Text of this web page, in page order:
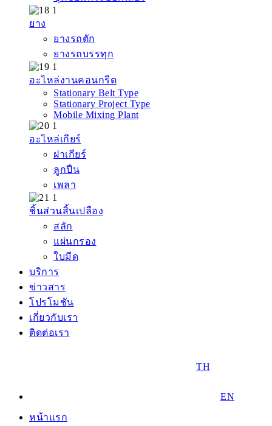
ยาง
ยางรถตัก
ยางรถบรรทุก
อะไหล่งานคอนกรีต
Stationary Belt Type
Stationary Project Type
Mobile Mixing Plant
อะไหล่เกียร์
ฝาเกียร์
ลูกปืน
เพลา
ชิ้นส่วนสิ้นเปลือง
สลัก
แผ่นกรอง
ใบมีด
บริการ
ข่าวสาร
โปรโมชัน
เกี่ยวกับเรา
ติดต่อเรา
TH
EN
หน้าแรก